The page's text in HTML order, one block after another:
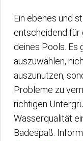
Ein ebenes und
entscheidend für
deines Pools. Es
auszuwählen,
auszunutzen,
Probleme zu
richtigen
Wasserqualität
Badespaß.